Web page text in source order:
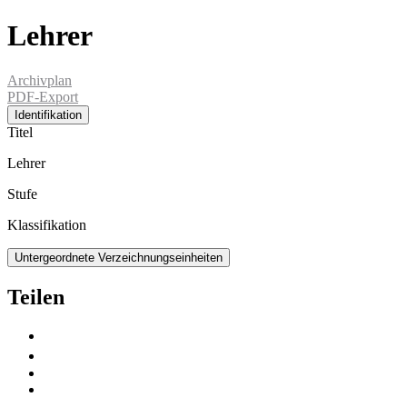
Lehrer
Archivplan
PDF-Export
Identifikation
Titel
Lehrer
Stufe
Klassifikation
Untergeordnete Verzeichnungseinheiten
Teilen